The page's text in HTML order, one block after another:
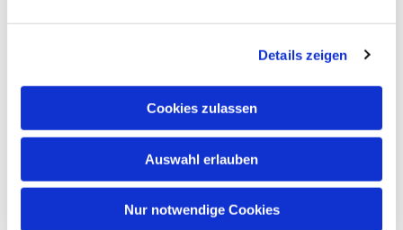
Details zeigen
Cookies zulassen
Auswahl erlauben
Nur notwendige Cookies
im Gottesdienst
Orgelmusik im Gottesdienst